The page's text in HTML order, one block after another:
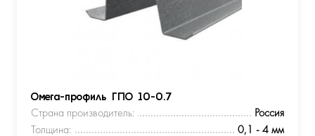
Омега-профиль ГПО 10-0.7
Страна производитель:
Россия
Толщина:
0,1 - 4 мм